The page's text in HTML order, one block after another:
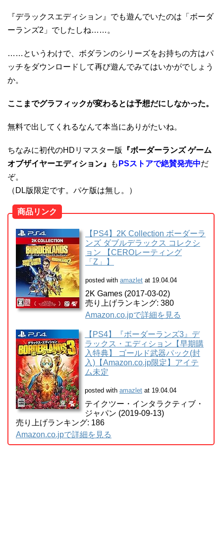
『デラックスエディション』でも遊んでいたのは「ボーダ
ーランズ2」でしたしね……。
……というわけで、ボダランのシリーズをお持ちの方はパ
ッチをダウンロードして再び遊んでみてはいかがでしょう
か。
ここまでグラフィックが変わるとは予想だにしなかった。
無料で出してくれるなんて本当にありがたいね。
ちなみに初代のHDリマスター版
『ボーダーランズ ゲーム
オブザイヤーエディション』
も PSストアで絶賛発売中だ
ぞ。
（DL版限定です。パケ版は無し。）
商品リンク
【PS4】2K Collection ボーダーラ
ンズ ダブルデラックス コレクシ
ョン 【CEROレーティング
「Z」】
posted with amazlet at 19.04.04
2K Games (2017-03-02)
売り上げランキング: 380
Amazon.co.jpで詳細を見る
【PS4】『ボーダーランズ3』デ
ラックス・エディション【早期購
入特典】 ゴールド武器パック(封
入)【Amazon.co.jp限定】アイテ
ム未定
posted with amazlet at 19.04.04
テイクツー・インタラクティブ・
ジャパン (2019-09-13)
売り上げランキング: 186
Amazon.co.jpで詳細を見る